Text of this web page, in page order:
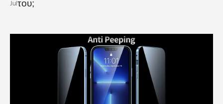
Julτου;